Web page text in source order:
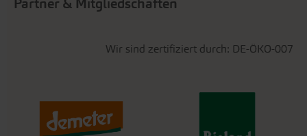
Partner & Mitgliedschaften
Wir sind zertifiziert durch: DE-ÖKO-007